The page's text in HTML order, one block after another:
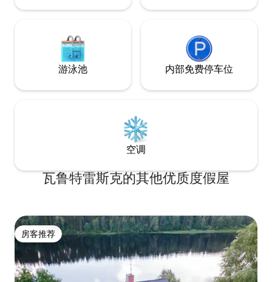
游泳池 内部免费停车位
空调
瓦鲁特雷斯克的其他优质度假屋
房客推荐
房客推荐